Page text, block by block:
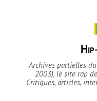
Archives partielles
2003), le site rap
Critiques, articles,